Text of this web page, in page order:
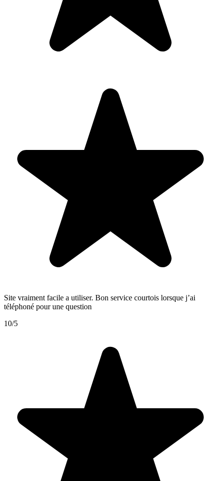
Site vraiment facile a utiliser. Bon service courtois lorsque j’ai
téléphoné pour une question
10/5